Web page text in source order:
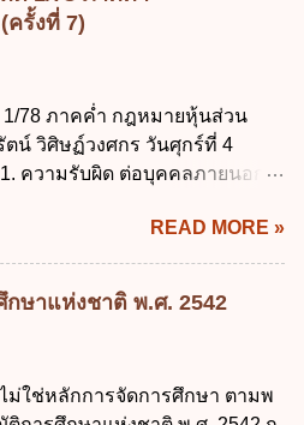
ารใช้สิทธิลบข้อมูลส่วนบุคคล ข้อ
ไม่สมบูรณ์ ค. เจ้าของข้อมูลส่วน
ามยินยอมในการเก็บรวบรวม
ผยข้อมูลส่วนบุคคล ง. ข้อมูลส่วน
ช้ประมวลผลโดยไม่ชอบด้วย
งเดียว ค. ต้องลาภายใน 90 วัน
ลอดบุตร ง. ลาได้ครั้งหนึ่งติดต่อ
วันทำการ ข้อ 13 สิทธิลากิจส่วน
. ลาต่อเนื่องจากการคลอดบุตรได้
ทำการ ค. ลาได้ไม่เกิน 120 วัน
งจากการคลอดบุตรได้ไม่เกิน 150
ด้วยการลาของข้าราชการ พ.ศ.
ดให้ข้าราชการที่รับราชการติดต่อ
น้อยกว่า 10 ปี มีสิทธินำวันลาพัก
ำการ ง. ไม่เกิน 30 วันทำการ ข้อ
ดตามคู่สมรส ต้องมีระยะเวลาไม่
รั้งที่ 7)
78 ภาคค่ำ กฎหมายหุ้นส่วน
ตน์ วิศิษฏ์วงศกร วันศุกร์ที่ 4
ความรับผิด ต่อบุคคลภายนอก
ทางที่เป็น ธรรมดาการค้าขาย
โดยพิจารณาตามสภาพแห่ง
ะประเพณีทางการค้า -หุ้นส่วน
ตาม จึงเป็นไปตามหลักกฎหมาย
ต ไม่ว่าการจัดการนั้นจะก่อให้
READ MORE »
ษาแห่งชาติ พ.ศ. 2542
ม่ใช่หลักการจัดการศึกษา ตามพ